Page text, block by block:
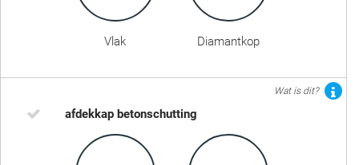
Vlak Diamantkop
Wat is dit?
afdekkap betonschutting